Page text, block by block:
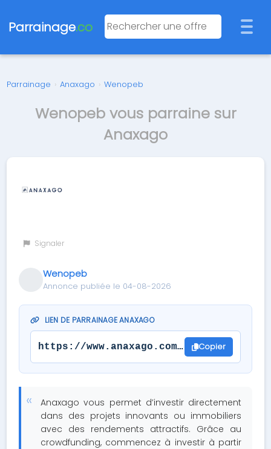
Parrainage.co
Parrainage › Anaxago › Wenopeb
Wenopeb vous parraine sur
Anaxago
Signaler
Wenopeb
Annonce publiée le 04-08-2026
LIEN DE PARRAINAGE ANAXAGO
https://www.anaxago.com/ Copier
Anaxago vous permet d’investir directement
dans des projets innovants ou immobiliers
avec des rendements attractifs. Grâce au
crowdfunding, commencez à investir à partir